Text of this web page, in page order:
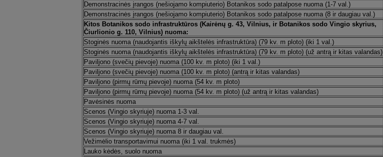
Demonstracinės įrangos (nešiojamo kompiuterio) Botanikos sodo patalpose nuoma (1-7 val.)
Demonstracinės įrangos (nešiojamo kompiuterio) Botanikos sodo patalpose nuoma (8 ir daugiau val.)
Kitos Botanikos sodo infrastruktūros (Kairėnų g. 43, Vilnius, ir Botanikos sodo Vingio skyrius,
Čiurlionio g. 110, Vilnius) nuoma:
Stoginės nuoma (naudojantis iškylų aikštelės infrastruktūra) (79 kv. m ploto) (iki 1 val.)
Stoginės nuoma (naudojantis iškylų aikštelės infrastruktūra) (79 kv. m ploto) (už antrą ir kitas valandas)
Paviljono (svečių pievoje) nuoma (100 kv. m ploto) (iki 1 val.)
Paviljono (svečių pievoje) nuoma (100 kv. m ploto) (antrą ir kitas valandas)
Paviljono (pirmų rūmų pievoje) nuoma (54 kv. m ploto)
Paviljono (pirmų rūmų pievoje) nuoma (54 kv. m ploto) (už antrą ir kitas valandas)
Pavėsinės nuoma
Scenos (Vingio skyriuje) nuoma 1-3 val.
Scenos (Vingio skyriuje) nuoma 4-7 val.
Scenos (Vingio skyriuje) nuoma 8 ir daugiau val.
Vežimėlio transportavimui nuoma (iki 1 val. trukmės)
Lauko kėdės, suolo nuoma